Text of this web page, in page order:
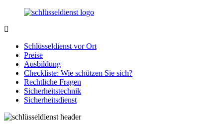
Zurück
Inhalt
Notlage
wird
gelöst!
Schlüsseldienst vor Ort
Preise
Ausbildung
Checkliste: Wie schützen Sie sich?
Rechtliche Fragen
Sicherheitstechnik
Sicherheitsdienst